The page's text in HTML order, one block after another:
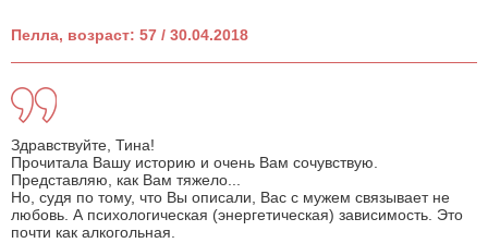
Пелла, возраст: 57 / 30.04.2018
Здравствуйте, Тина!
Прочитала Вашу историю и очень Вам сочувствую.
Представляю, как Вам тяжело...
Но, судя по тому, что Вы описали, Вас с мужем связывает не
любовь. А психологическая (энергетическая) зависимость. Это
почти как алкогольная.